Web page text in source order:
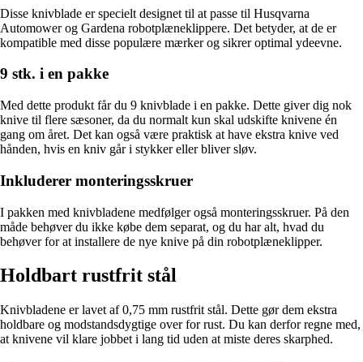
Disse knivblade er specielt designet til at passe til Husqvarna
Automower og Gardena robotplæneklippere. Det betyder, at de er
kompatible med disse populære mærker og sikrer optimal ydeevne.
9 stk. i en pakke
Med dette produkt får du 9 knivblade i en pakke. Dette giver dig nok
knive til flere sæsoner, da du normalt kun skal udskifte knivene én
gang om året. Det kan også være praktisk at have ekstra knive ved
hånden, hvis en kniv går i stykker eller bliver sløv.
Inkluderer monteringsskruer
I pakken med knivbladene medfølger også monteringsskruer. På den
måde behøver du ikke købe dem separat, og du har alt, hvad du
behøver for at installere de nye knive på din robotplæneklipper.
Holdbart rustfrit stål
Knivbladene er lavet af 0,75 mm rustfrit stål. Dette gør dem ekstra
holdbare og modstandsdygtige over for rust. Du kan derfor regne med,
at knivene vil klare jobbet i lang tid uden at miste deres skarphed.